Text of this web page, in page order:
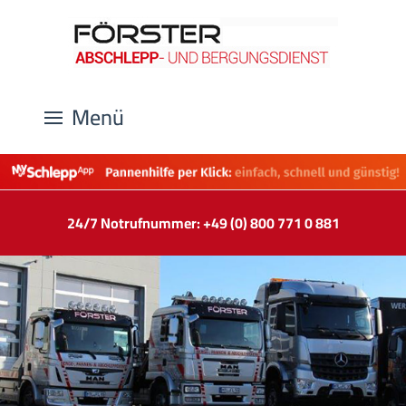
Menü
24/7 Notrufnummer: +49 (0) 800 771 0 881